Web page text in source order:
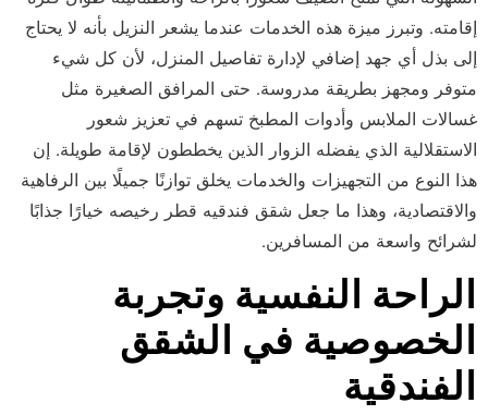
إقامته. وتبرز ميزة هذه الخدمات عندما يشعر النزيل بأنه لا يحتاج
إلى بذل أي جهد إضافي لإدارة تفاصيل المنزل، لأن كل شيء
متوفر ومجهز بطريقة مدروسة. حتى المرافق الصغيرة مثل
غسالات الملابس وأدوات المطبخ تسهم في تعزيز شعور
الاستقلالية الذي يفضله الزوار الذين يخططون لإقامة طويلة. إن
هذا النوع من التجهيزات والخدمات يخلق توازنًا جميلًا بين الرفاهية
والاقتصادية، وهذا ما جعل شقق فندقيه قطر رخيصه خيارًا جذابًا
لشرائح واسعة من المسافرين.
الراحة النفسية وتجربة
الخصوصية في الشقق
الفندقية